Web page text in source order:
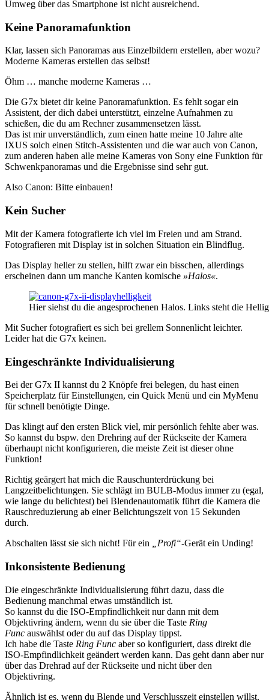
Umweg über das Smartphone ist nicht ausreichend.
Keine Panoramafunktion
Klar, lassen sich Panoramas aus Einzelbildern erstellen, aber wozu?
Moderne Kameras erstellen das selbst!
Öhm … manche moderne Kameras …
Die G7x bietet dir keine Panoramafunktion. Es fehlt sogar ein
Assistent, der dich dabei unterstützt, einzelne Aufnahmen zu
schießen, die du am Rechner zusammensetzen lässt.
Das ist mir unverständlich, zum einen hatte meine 10 Jahre alte
IXUS solch einen Stitch-Assistenten und die war auch von Canon,
zum anderen haben alle meine Kameras von Sony eine Funktion für
Schwenkpanoramas und die Ergebnisse sind sehr gut.
Also Canon: Bitte einbauen!
Kein Sucher
Mit der Kamera fotografierte ich viel im Freien und am Strand.
Fotografieren mit Display ist in solchen Situation ein Blindflug.
Das Display heller zu stellen, hilft zwar ein bisschen, allerdings
erscheinen dann um manche Kanten komische »Halos«.
Hier siehst du die angesprochenen Halos. Links steht die
Mit Sucher fotografiert es sich bei grellem Sonnenlicht leichter.
Leider hat die G7x keinen.
Eingeschränkte Individualisierung
Bei der G7x II kannst du 2 Knöpfe frei belegen, du hast einen
Speicherplatz für Einstellungen, ein Quick Menü und ein MyMenu
für schnell benötigte Dinge.
Das klingt auf den ersten Blick viel, mir persönlich fehlte aber was.
So kannst du bspw. den Drehring auf der Rückseite der Kamera
überhaupt nicht konfigurieren, die meiste Zeit ist dieser ohne
Funktion!
Richtig geärgert hat mich die Rauschunterdrückung bei
Langzeitbelichtungen. Sie schlägt im BULB-Modus immer zu (egal,
wie lange du belichtest) bei Blendenautomatik führt die Kamera die
Rauschreduzierung ab einer Belichtungszeit von 15 Sekunden
durch.
Abschalten lässt sie sich nicht! Für ein
„Profi“-Gerät ein Unding!
Inkonsistente Bedienung
Die eingeschränkte Individualisierung führt dazu, dass die
Bedienung manchmal etwas umständlich ist.
So kannst du die ISO-Empfindlichkeit nur dann mit dem
Objektivring ändern, wenn du sie über die Taste Ring
Func auswählst oder du auf das Display tippst.
Ich habe die Taste Ring Func aber so konfiguriert, dass direkt die
ISO-Empfindlichkeit geändert werden kann. Das geht dann aber nur
über das Drehrad auf der Rückseite und nicht über den
Objektivring.
Ähnlich ist es, wenn du Blende und Verschlusszeit einstellen willst.